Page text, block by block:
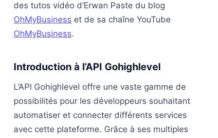
des tutos vidéo d’Erwan Paste du blog
OhMyBusiness et de sa chaîne YouTube
OhMyBusiness.
Introduction à l’API Gohighlevel
L’API Gohighlevel offre une vaste gamme de
possibilités pour les développeurs souhaitant
automatiser et connecter différents services
avec cette plateforme. Grâce à ses multiples